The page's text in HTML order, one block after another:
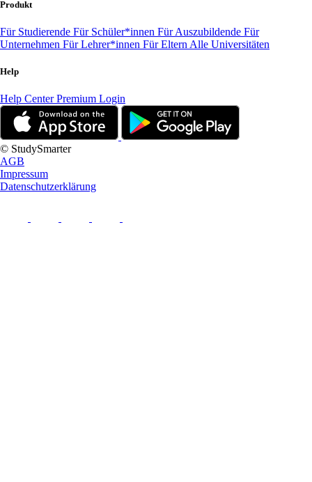
Produkt
Für Studierende Für Schüler*innen Für Auszubildende Für
Unternehmen Für Lehrer*innen Für Eltern Alle Universitäten
Help
Help CenterPremium Login
© StudySmarter
AGB
Impressum
Datenschutzerklärung